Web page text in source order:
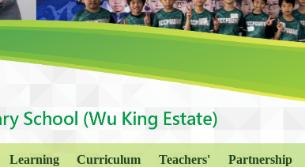
Learning
Curriculum
Teachers'
Partnership